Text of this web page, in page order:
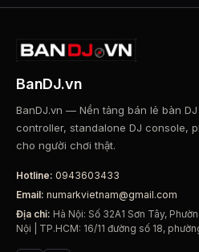
BanDJ.vn
BanDJ.vn — Nền tảng bán lẻ bàn
controller, standalone DJ console,
cho người chơi thật.
Hotline: 0943603433
Email: numarkvietnam@gmail.com
Địa chỉ: Hà Nội: Số 32A1 Sơn Tây,
Nội | TP.HCM: 16/11 đường số 18,